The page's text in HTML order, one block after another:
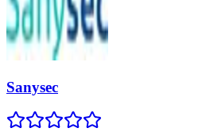
Sanysec